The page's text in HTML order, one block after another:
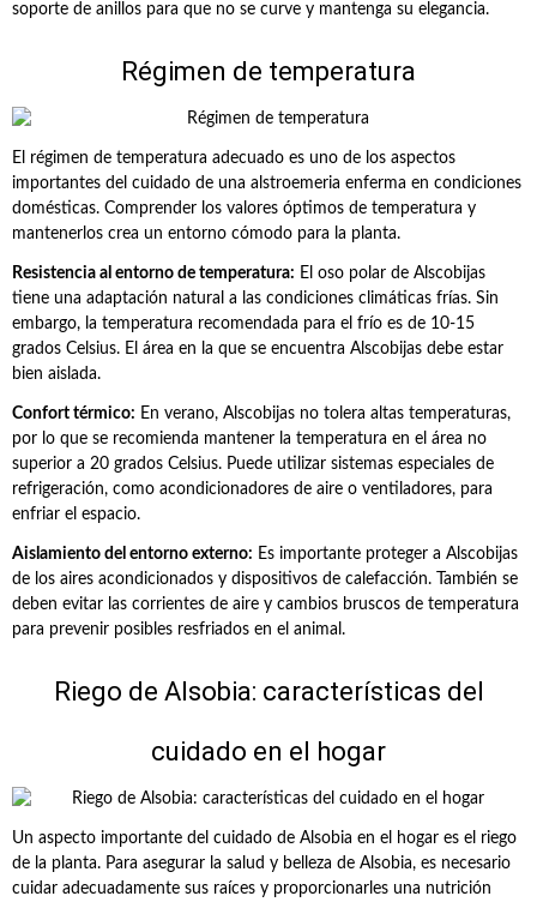
soporte de anillos para que no se curve y mantenga su elegancia.
Régimen de temperatura
El régimen de temperatura adecuado es uno de los aspectos
importantes del cuidado de una alstroemeria enferma en condiciones
domésticas. Comprender los valores óptimos de temperatura y
mantenerlos crea un entorno cómodo para la planta.
Resistencia al entorno de temperatura: El oso polar de Alscobijas
tiene una adaptación natural a las condiciones climáticas frías. Sin
embargo, la temperatura recomendada para el frío es de 10-15
grados Celsius. El área en la que se encuentra Alscobijas debe estar
bien aislada.
Confort térmico: En verano, Alscobijas no tolera altas temperaturas,
por lo que se recomienda mantener la temperatura en el área no
superior a 20 grados Celsius. Puede utilizar sistemas especiales de
refrigeración, como acondicionadores de aire o ventiladores, para
enfriar el espacio.
Aislamiento del entorno externo: Es importante proteger a Alscobijas
de los aires acondicionados y dispositivos de calefacción. También se
deben evitar las corrientes de aire y cambios bruscos de temperatura
para prevenir posibles resfriados en el animal.
Riego de Alsobia: características del
cuidado en el hogar
Un aspecto importante del cuidado de Alsobia en el hogar es el riego
de la planta. Para asegurar la salud y belleza de Alsobia, es necesario
cuidar adecuadamente sus raíces y proporcionarles una nutrición